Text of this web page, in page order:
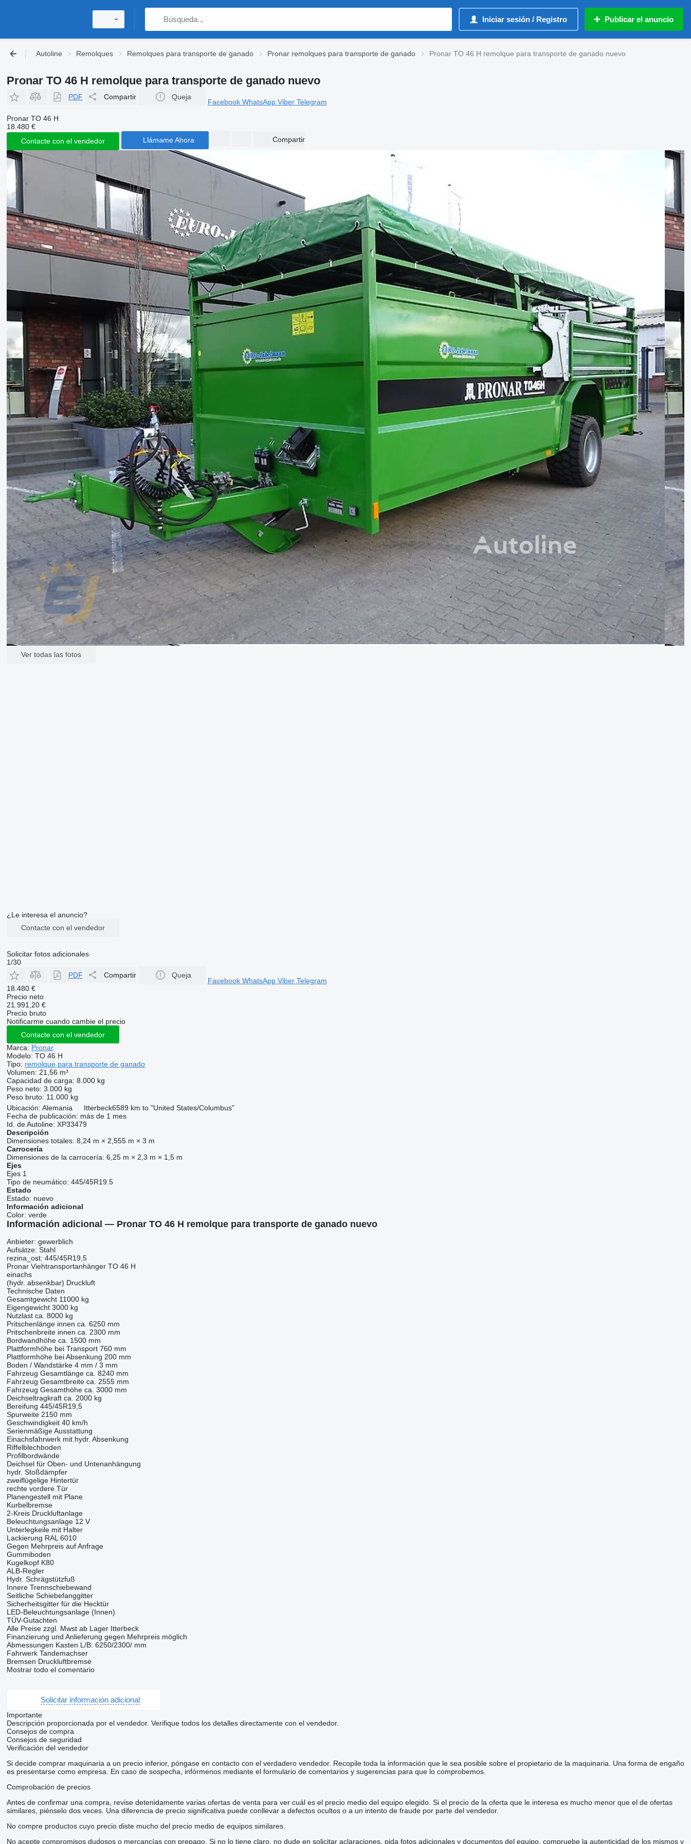
Iniciar sesión / Registro Publicar el anuncio
Autoline Remolques Remolques para transporte de ganado Pronar remolques para transporte de ganado Pronar TO 46 H remolque para transporte de ganado nuevo
Pronar TO 46 H remolque para transporte de ganado nuevo
PDF Compartir Queja
Facebook WhatsApp Viber Telegram
Pronar TO 46 H
18.480 €
Contacte con el vendedor
Llámame Ahora Compartir
Ver todas las fotos
¿Le interesa el anuncio?
Contacte con el vendedor
Solicitar fotos adicionales
1/30
PDF
Compartir Queja
Facebook WhatsApp Viber Telegram
18.480 €
Precio neto
21.991,20 €
Precio bruto
Notificarme cuando cambie el precio
Contacte con el vendedor
Marca: Pronar
Modelo: TO 46 H
Tipo: remolque para transporte de ganado
Volumen: 21,56 m³
Capacidad de carga: 8.000 kg
Peso neto: 3.000 kg
Peso bruto: 11.000 kg
Ubicación: Alemania Itterbeck6589 km to "United States/Columbus"
Fecha de publicación: más de 1 mes
Id. de Autoline: XP33479
Descripción
Dimensiones totales: 8,24 m × 2,555 m × 3 m
Carrocería
Dimensiones de la carrocería: 6,25 m × 2,3 m × 1,5 m
Ejes
Ejes 1
Tipo de neumático: 445/45R19.5
Estado
Estado: nuevo
Información adicional
Color: verde
Información adicional — Pronar TO 46 H remolque para transporte de ganado nuevo
Anbieter: gewerblich
Aufsätze: Stahl
rezina_ost: 445/45R19,5
Pronar Viehtransportanhänger TO 46 H
einachs
(hydr. absenkbar) Druckluft
Technische Daten
Gesamtgewicht 11000 kg
Eigengewicht 3000 kg
Nutzlast ca. 8000 kg
Pritschenlänge innen ca. 6250 mm
Pritschenbreite innen ca. 2300 mm
Bordwandhöhe ca. 1500 mm
Plattformhöhe bei Transport 760 mm
Plattformhöhe bei Absenkung 200 mm
Boden / Wandstärke 4 mm / 3 mm
Fahrzeug Gesamtlänge ca. 8240 mm
Fahrzeug Gesamtbreite ca. 2555 mm
Fahrzeug Gesamthöhe ca. 3000 mm
Deichseltragkraft ca. 2000 kg
Bereifung 445/45R19,5
Spurweite 2150 mm
Geschwindigkeit 40 km/h
Serienmäßige Ausstattung
Einachsfahrwerk mit hydr. Absenkung
Riffelblechboden
Profilbordwände
Deichsel für Oben- und Untenanhängung
hydr. Stoßdämpfer
zweiflügelige Hintertür
rechte vordere Tür
Planengestell mit Plane
Kurbelbremse
2-Kreis Druckluftanlage
Beleuchtungsanlage 12 V
Unterlegkeile mit Halter
Lackierung RAL 6010
Gegen Mehrpreis auf Anfrage
Gummiboden
Kugelkopf K80
ALB-Regler
Hydr. Schrägstützfuß
Innere Trennschiebewand
Seitliche Schiebefanggitter
Sicherheitsgitter für die Hecktür
LED-Beleuchtungsanlage (Innen)
TÜV-Gutachten
Alle Preise zzgl. Mwst ab Lager Itterbeck
Finanzierung und Anlieferung gegen Mehrpreis möglich
Abmessungen Kasten L/B: 6250/2300/ mm
Fahrwerk Tandemachser
Bremsen Druckluftbremse
Mostrar todo el comentario
Solicitar información adicional
Importante
Descripción proporcionada por el vendedor. Verifique todos los detalles directamente con el vendedor.
Consejos de compra
Consejos de seguridad
Verificación del vendedor
Si decide comprar maquinaria a un precio inferior, póngase en contacto con el verdadero vendedor. Recopile toda la información que le sea posible sobre el propietario de la maquinaria. Una forma de engaño
es presentarse como empresa. En caso de sospecha, infórmenos mediante el formulario de comentarios y sugerencias para que lo comprobemos.
Comprobación de precios
Antes de confirmar una compra, revise detenidamente varias ofertas de venta para ver cuál es el precio medio del equipo elegido. Si el precio de la oferta que le interesa es mucho menor que el de ofertas
similares, piénselo dos veces. Una diferencia de precio significativa puede conllevar a defectos ocultos o a un intento de fraude por parte del vendedor.
No compre productos cuyo precio diste mucho del precio medio de equipos similares.
No acepte compromisos dudosos o mercancías con prepago. Si no lo tiene claro, no dude en solicitar aclaraciones, pida fotos adicionales y documentos del equipo, compruebe la autenticidad de los mismos y